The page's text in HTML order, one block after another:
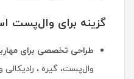
گزینه برای وال‌پست
طراحی تخصصی برای
وال‌پست، گیره ، رادیکالی